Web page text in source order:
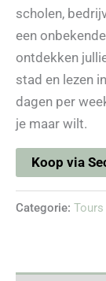
scholen,
een
ontdekken
stad en lezen
dagen per
je maar wilt.
Koop via
Categorie: Tours